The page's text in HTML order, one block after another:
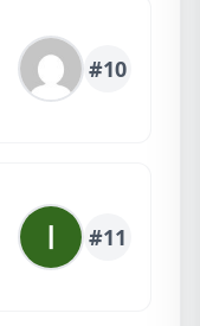
#10
#11